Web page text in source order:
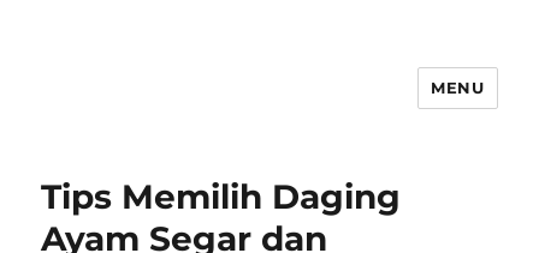
MENU
Tips Memilih Daging
Ayam Segar dan